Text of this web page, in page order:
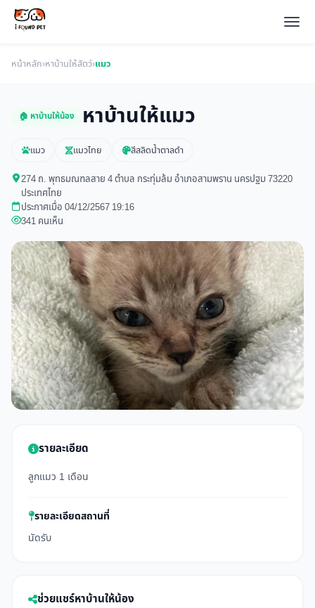
หน้าหลัก›หาบ้านให้สัตว์›แมว
🏠 หาบ้านให้น้อง หาบ้านให้แมว
แมว แมวไทย สีสลิดน้ำตาลดำ
274 ถ. พุทธมณฑลสาย 4 ตำบล กระทุ่มล้ม อำเภอสามพราน นครปฐม 73220
ประเทศไทย
ประกาศเมื่อ 04/12/2567 19:16
341 คนเห็น
รายละเอียด
ลูกแมว 1 เดือน
รายละเอียดสถานที่
นัดรับ
ช่วยแชร์หาบ้านให้น้อง